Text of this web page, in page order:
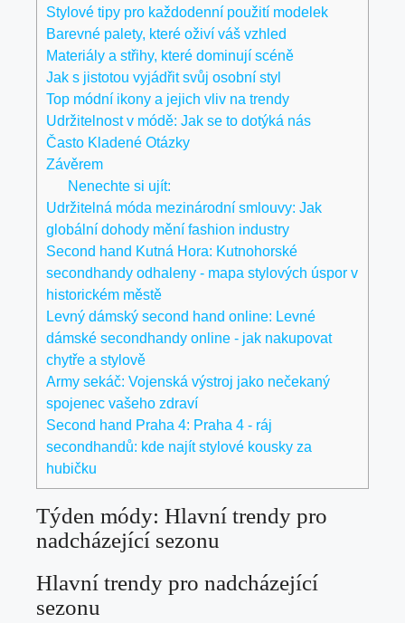
Stylové tipy pro každodenní použití modelek
Barevné palety, které oživí váš vzhled
Materiály a střihy, které dominují scéně
Jak s jistotou vyjádřit svůj osobní styl
Top módní ikony a jejich vliv na trendy
Udržitelnost v módě: Jak se to dotýká nás
Často Kladené Otázky
Závěrem
Nenechte si ujít:
Udržitelná móda mezinárodní smlouvy: Jak
globální dohody mění fashion industry
Second hand Kutná Hora: Kutnohorské
secondhandy odhaleny - mapa stylových úspor v
historickém městě
Levný dámský second hand online: Levné
dámské secondhandy online - jak nakupovat
chytře a stylově
Army sekáč: Vojenská výstroj jako nečekaný
spojenec vašeho zdraví
Second hand Praha 4: Praha 4 - ráj
secondhandů: kde najít stylové kousky za
hubičku
Týden módy: Hlavní trendy pro
nadcházející sezonu
Hlavní trendy pro nadcházející
sezonu